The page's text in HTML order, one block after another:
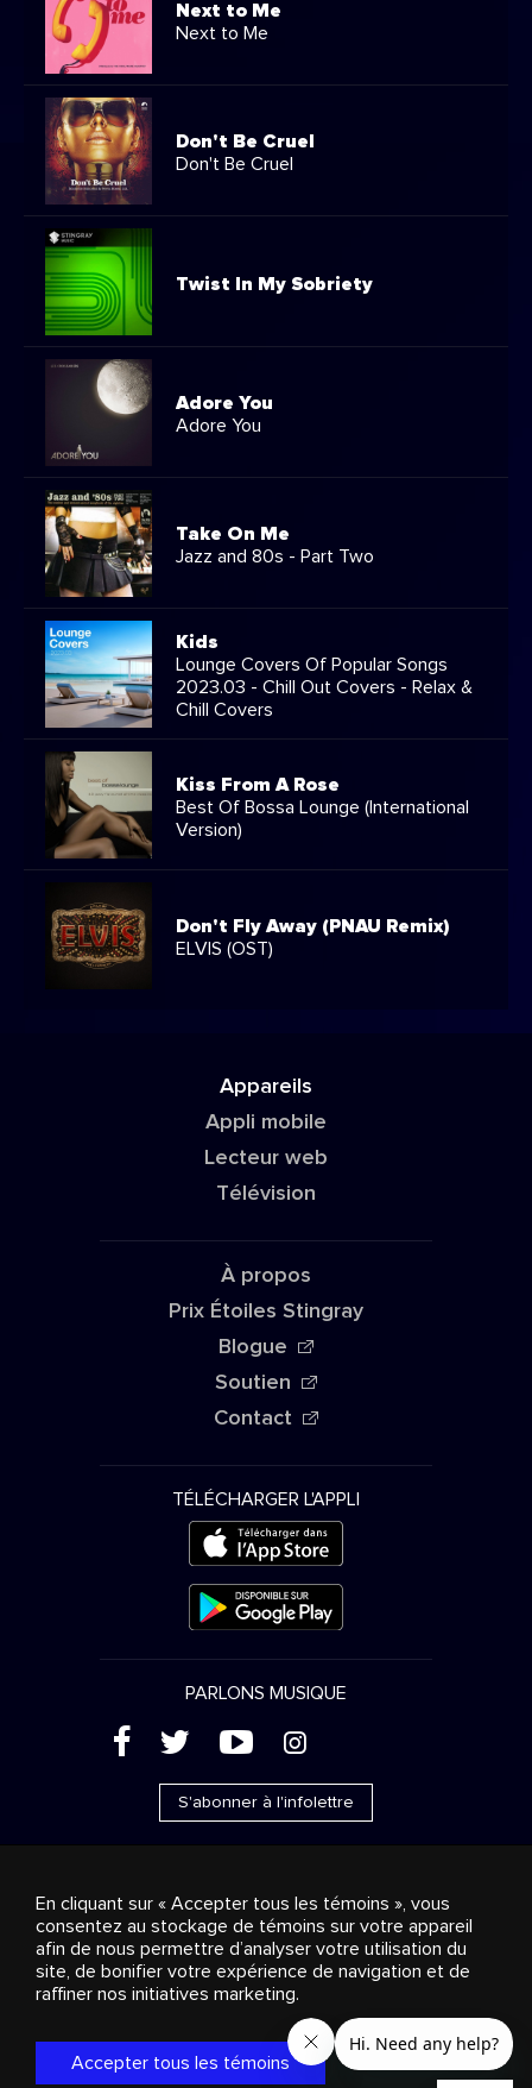
Next to Me
Next to Me
Don't Be Cruel
Don't Be Cruel
Twist In My Sobriety
Adore You
Adore You
Take On Me
Jazz and 80s - Part Two
Kids
Lounge Covers Of Popular Songs
2023.03 - Chill Out Covers - Relax &
Chill Covers
Kiss From A Rose
Best Of Bossa Lounge (International
Version)
Don't Fly Away (PNAU Remix)
ELVIS (OST)
Appareils
Appli mobile
Lecteur web
Télévision
À propos
Prix Étoiles Stingray
Blogue
Soutien
Contact
TÉLÉCHARGER L'APPLI
PARLONS MUSIQUE
( ' + &
S'abonner à l'infolettre
Ventes publicitaires
Diffusion & distribution
Consommateurs
Solutions d’affaires Radio
propos
Cookies settings
© 2018-2025 Groupe Stingray Inc. Tous droits réservés.
, VOS AMBIANCES MUSICALES
et les autres
marques et logos reliés sont des marques de commerce du
Groupe Stingray au Canada, aux États-Unis et dans les autres
En cliquant sur « Accepter tous les témoins », vous
consentez au stockage de témoins sur votre appareil
afin de nous permettre d’analyser votre utilisation du
site, de bonifier votre expérience de navigation et de
raffiner nos initiatives marketing.
Accepter tous les témoins